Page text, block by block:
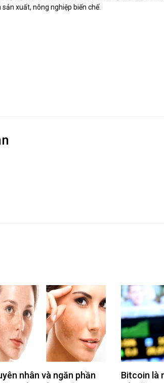
xuất, nông nghiệp biến chế.
nhân và ngăn phần
Bitcoin là